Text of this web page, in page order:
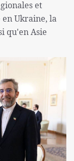
et
Ukraine, la
qu'en Asie